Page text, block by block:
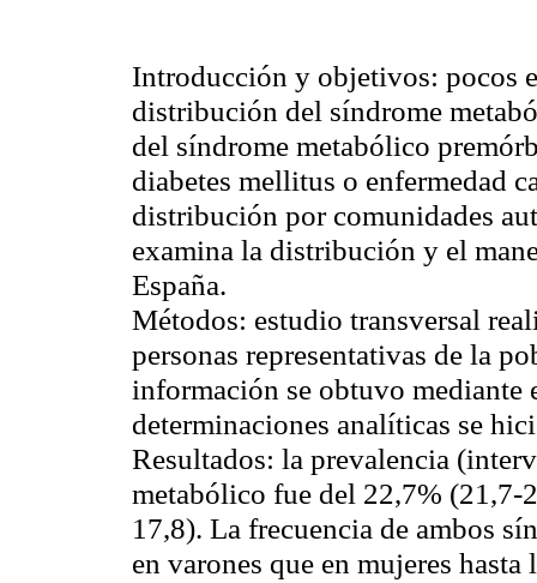
Introducción y objetivos: pocos
distribución del síndrome
del síndrome metabólico
diabetes mellitus o enfermedad
distribución por comunidades
examina la distribución y el
España.
Métodos: estudio transversal
personas representativas de la
información se obtuvo mediante
determinaciones analíticas se
Resultados: la prevalencia
metabólico fue del 22,7%
17,8). La frecuencia de ambos
en varones que en mujeres